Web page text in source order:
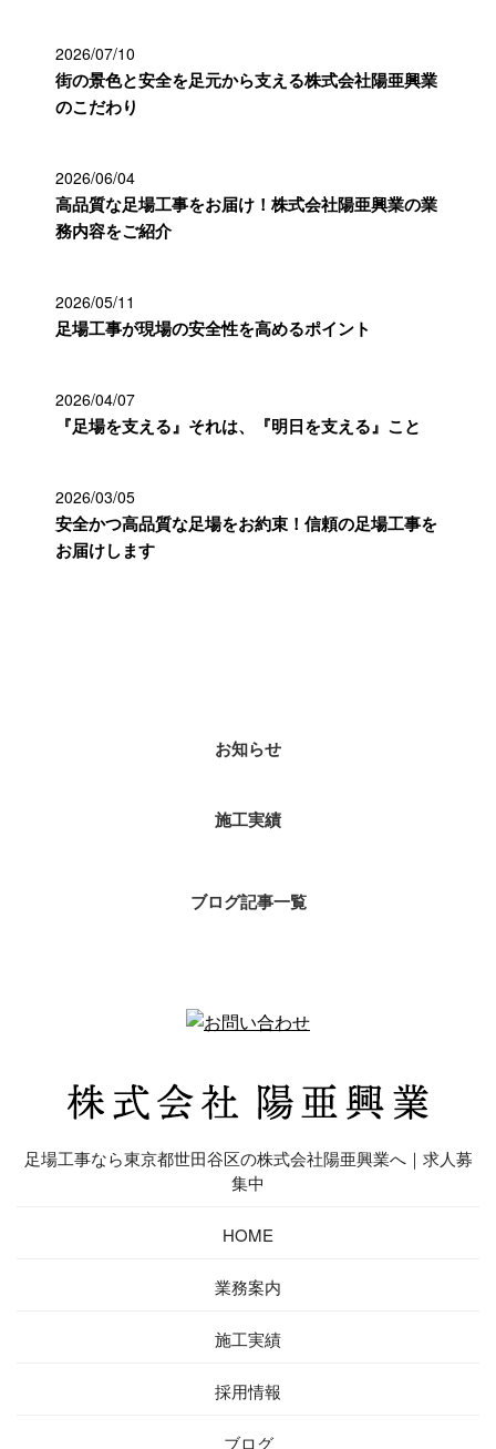
2026/07/10
街の景色と安全を足元から支える株式会社陽亜興業
のこだわり
2026/06/04
高品質な足場工事をお届け！株式会社陽亜興業の業
務内容をご紹介
2026/05/11
足場工事が現場の安全性を高めるポイント
2026/04/07
『足場を支える』それは、『明日を支える』こと
2026/03/05
安全かつ高品質な足場をお約束！信頼の足場工事を
お届けします
お知らせ
施工実績
ブログ記事一覧
足場工事なら東京都世田谷区の株式会社陽亜興業へ｜求人募
集中
HOME
業務案内
施工実績
採用情報
ブログ